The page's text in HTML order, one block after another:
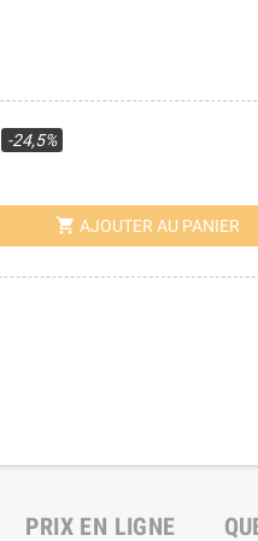
-24,5%
shopping_cart AJOUTER AU PANIER
PRIX EN LIGNE